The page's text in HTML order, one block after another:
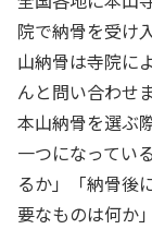
院で納骨を受け
山納骨は寺院に
んと問い合わせ
本山納骨を選ぶ
一つになってい
るか」「納骨後
要なものは何か